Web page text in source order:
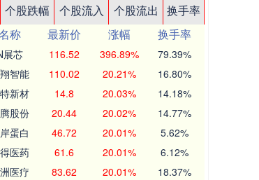
个股跌幅 个股流入 个股流出
换手率
称 最新价 涨幅
换手率
展芯 116.52 396.89% 79.39%
智能 110.02 20.21% 16.80%
新材 14.8 20.03% 14.18%
股份 20.44 20.02% 14.77%
蛋白 46.72 20.01% 5.62%
医药 61.6 20.01% 6.12%
医疗 83.62 20.01% 18.37%